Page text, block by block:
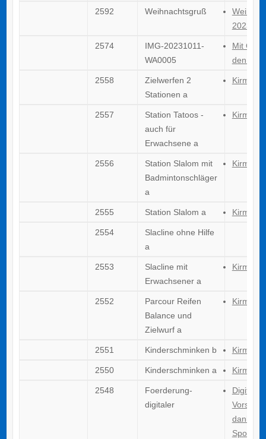
2592 Weihnachtsgruß
2023
2574
IMG-20231011-
WA0005
Mit
den
2558
Zielwerfen 2
Stationen a
Kirmes
2557
Station Tatoos -
auch für
Erwachsene a
Kirmes
2556
Station Slalom mit
Badmintonschläger
a
Kirmes
2555 Station Slalom a Kirmes
2554
Slacline ohne Hilfe
a
2553
Slacline mit
Erwachsener a
Kirmes
2552
Parcour Reifen
Balance und
Zielwurf a
Kirmes
2551 Kinderschminken b Kirmes
2550 Kinderschminken a Kirmes
2548
Foerderung-
digitaler
dank